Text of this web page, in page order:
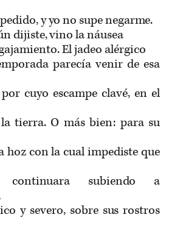
y yo no supe negarme.
dijiste, vino la náusea
El jadeo alérgico
parecía venir de esa
cuyo escampe clavé, en el
tierra. O más bien: para su
hoz con la cual impediste que
subiendo a
y severo, sobre sus rostros